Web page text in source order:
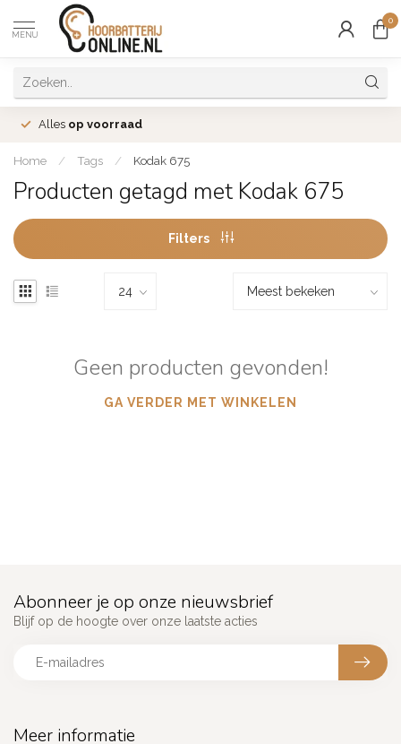
MENU
0
Alles op voorraad
Home / Tags / Kodak 675
Producten getagd met Kodak 675
Filters
Geen producten gevonden!
GA VERDER MET WINKELEN
Meer informatie
Abonneer je op onze nieuwsbrief
Blijf op de hoogte over onze laatste acties